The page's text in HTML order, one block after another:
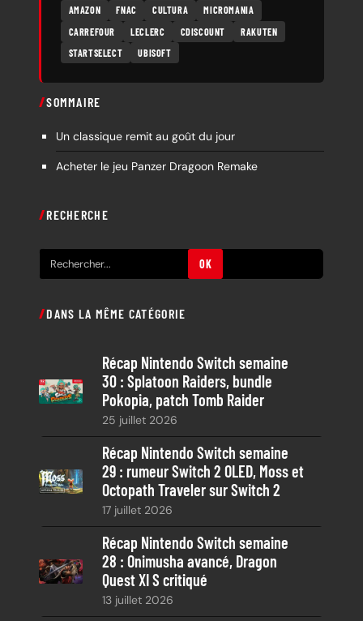
AMAZON FNAC CULTURA
MICROMANIA
CARREFOUR
LECLERC CDISCOUNT
RAKUTEN
STARTSELECT
UBISOFT
SOMMAIRE
Un classique remit au goût du jour
Acheter le jeu Panzer Dragoon Remake
RECHERCHE
e
h
c
h
OK
DANS LA MÊME CATÉGORIE
Récap Nintendo Switch semaine
30 : Splatoon Raiders, bundle
Pokopia, patch Tomb Raider
25 juillet 2026
Récap Nintendo Switch semaine
29 : rumeur Switch 2 OLED, Moss et
Octopath Traveler sur Switch 2
17 juillet 2026
Récap Nintendo Switch semaine
28 : Onimusha avancé, Dragon
Quest XI S critiqué
13 juillet 2026